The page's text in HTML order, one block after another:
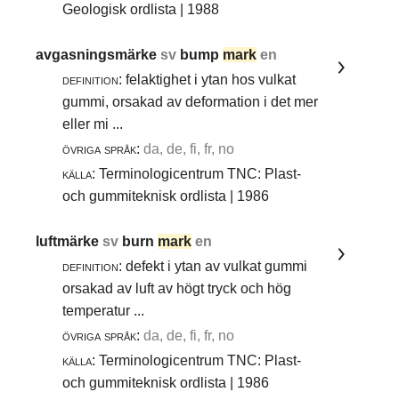
Geologisk ordlista | 1988
avgasningsmärkesv bump mark en
definition: felaktighet i ytan hos vulkat
gummi, orsakad av deformation i det mer
eller mi ...
övriga språk: da, de, fi, fr, no
källa: Terminologicentrum TNC: Plast-
och gummiteknisk ordlista | 1986
luftmärkesv burn mark en
definition: defekt i ytan av vulkat gummi
orsakad av luft av högt tryck och hög
temperatur ...
övriga språk: da, de, fi, fr, no
källa: Terminologicentrum TNC: Plast-
och gummiteknisk ordlista | 1986